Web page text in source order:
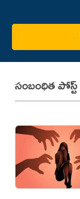
సంబంధిత పోస్ట్